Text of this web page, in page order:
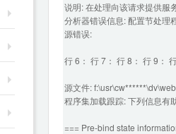
说明: 在处理向该请求提供服
分析器错误信息: 配置节处理
源错误:
行 6： 行 7： 行 8： 行 9：
源文件:
程序集加载跟踪: 下列信息有
=== Pre-bind state